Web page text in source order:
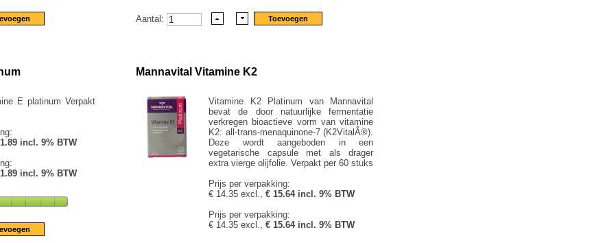
Aantal:
E platinum Verpakt
incl. 9% BTW
incl. 9% BTW
Mannavital Vitamine K2
Vitamine K2 Platinum van Mannavital
bevat de door natuurlijke fermentatie
verkregen bioactieve vorm van vitamine
K2: all-trans-menaquinone-7 (K2VitalÂ®).
Deze wordt aangeboden in een
vegetarische capsule met als drager
extra vierge olijfolie. Verpakt per 60 stuks
Prijs per verpakking:
€ 14.35 excl., € 15.64 incl. 9% BTW
Prijs per verpakking:
€ 14.35 excl., € 15.64 incl. 9% BTW